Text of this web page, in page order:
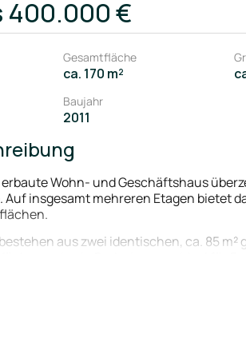
400.000 €
Gesamtfläche
ca. 170 m²
Baujahr
2011
erbaute Wohn- und Geschäftshaus
Auf insgesamt mehreren Etagen bietet
aus zwei identischen, ca. 85
Bürofläche sowie weitere
für Dienstleistungen, Handel oder
oder zur Kombination von